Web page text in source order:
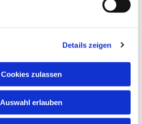
Details zeigen
Cookies zulassen
Auswahl erlauben